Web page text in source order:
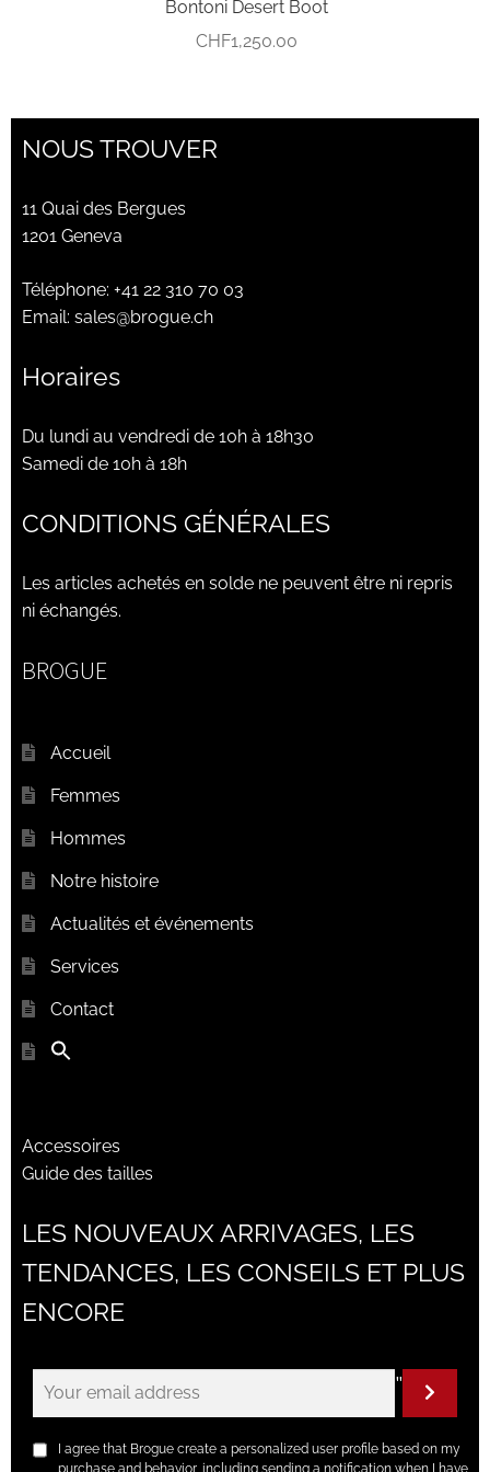
Bontoni Desert Boot
CHF1,250.00
NOUS TROUVER
11 Quai des Bergues
1201 Geneva
Téléphone: +41 22 310 70 03
Email: sales@brogue.ch
Horaires
Du lundi au vendredi de 10h à 18h30
Samedi de 10h à 18h
CONDITIONS GÉNÉRALES
Les articles achetés en solde ne peuvent être ni repris
ni échangés.
BROGUE
Accueil
Femmes
Hommes
Notre histoire
Actualités et événements
Services
Contact
Accessoires
Guide des tailles
LES NOUVEAUX ARRIVAGES, LES
TENDANCES, LES CONSEILS ET PLUS
ENCORE
"
I agree that Brogue create a personalized user profile based on my